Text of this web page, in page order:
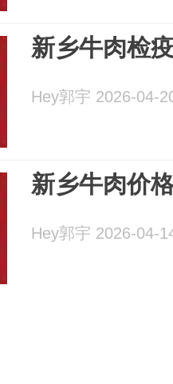
新乡牛肉检
Hey郭宇 2026-04-
新乡牛肉价
Hey郭宇 2026-04-